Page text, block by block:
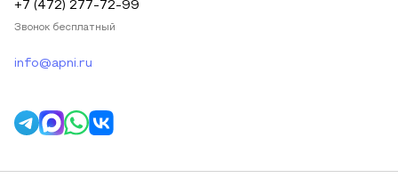
+7 (472) 277-72-99
Звонок бесплатный
info@apni.ru